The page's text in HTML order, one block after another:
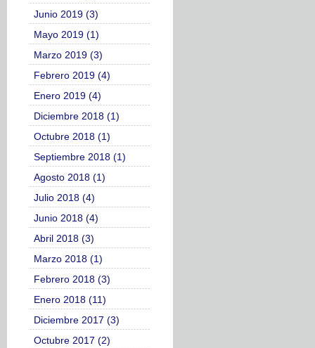
Junio 2019 (3)
Mayo 2019 (1)
Marzo 2019 (3)
Febrero 2019 (4)
Enero 2019 (4)
Diciembre 2018 (1)
Octubre 2018 (1)
Septiembre 2018 (1)
Agosto 2018 (1)
Julio 2018 (4)
Junio 2018 (4)
Abril 2018 (3)
Marzo 2018 (1)
Febrero 2018 (3)
Enero 2018 (11)
Diciembre 2017 (3)
Octubre 2017 (2)